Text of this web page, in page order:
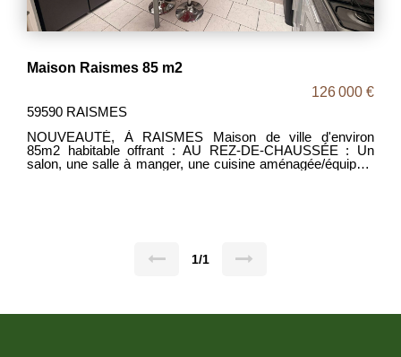
Maison Raismes 85 m2
126 000 €
59590 RAISMES
NOUVEAUTÉ, À RAISMES Maison de ville d'environ
85m2 habitable offrant : AU REZ-DE-CHAUSSÉE : Un
salon, une salle à manger, une cuisine aménagée/équipée,
1/1